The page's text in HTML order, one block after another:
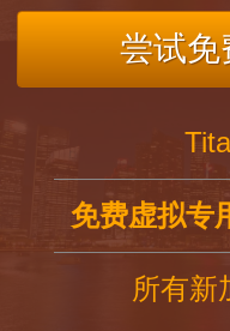
尝试免
免费虚拟专
所有新